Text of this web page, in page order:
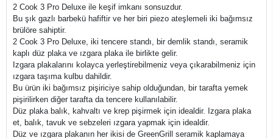
2 Cook 3 Pro Deluxe ile keşif imkanı sonsuzdur.
Bu şık gazlı barbekü hafiftir ve her biri piezo ateşlemeli iki bağımsız
brülöre sahiptir.
2 Cook 3 Pro Deluxe, iki tencere standı, bir demlik standı, seramik
kaplı düz plaka ve ızgara plaka ile birlikte gelir.
Izgara plakalarını kolayca yerleştirebilmeniz veya çıkarabilmeniz için
ızgara taşıma kulbu dahildir.
Bu ürün iki bağımsız pişiriciye sahip olduğundan, bir tarafta yemek
pişirilirken diğer tarafta da tencere kullanılabilir.
Düz plaka balık, kahvaltı ve krep pişirmek için idealdir. Izgara plaka
et, balık, tavuk ve sebzeleri ızgara yapmak için idealdir.
Düz ve ızgara plakanın her ikisi de GreenGrill seramik kaplamaya